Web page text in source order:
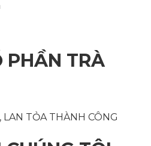
PHẦN TRÀ
TỎA THÀNH CÔNG